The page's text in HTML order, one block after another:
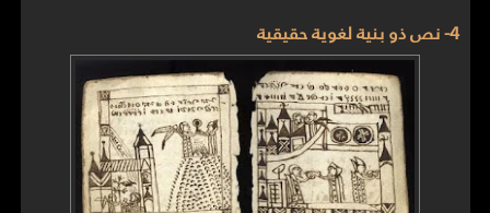
4- نص ذو بنية لغوية حقيقية